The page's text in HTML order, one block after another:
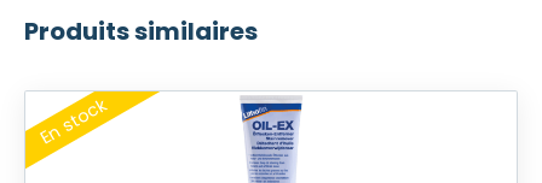
Produits similaires